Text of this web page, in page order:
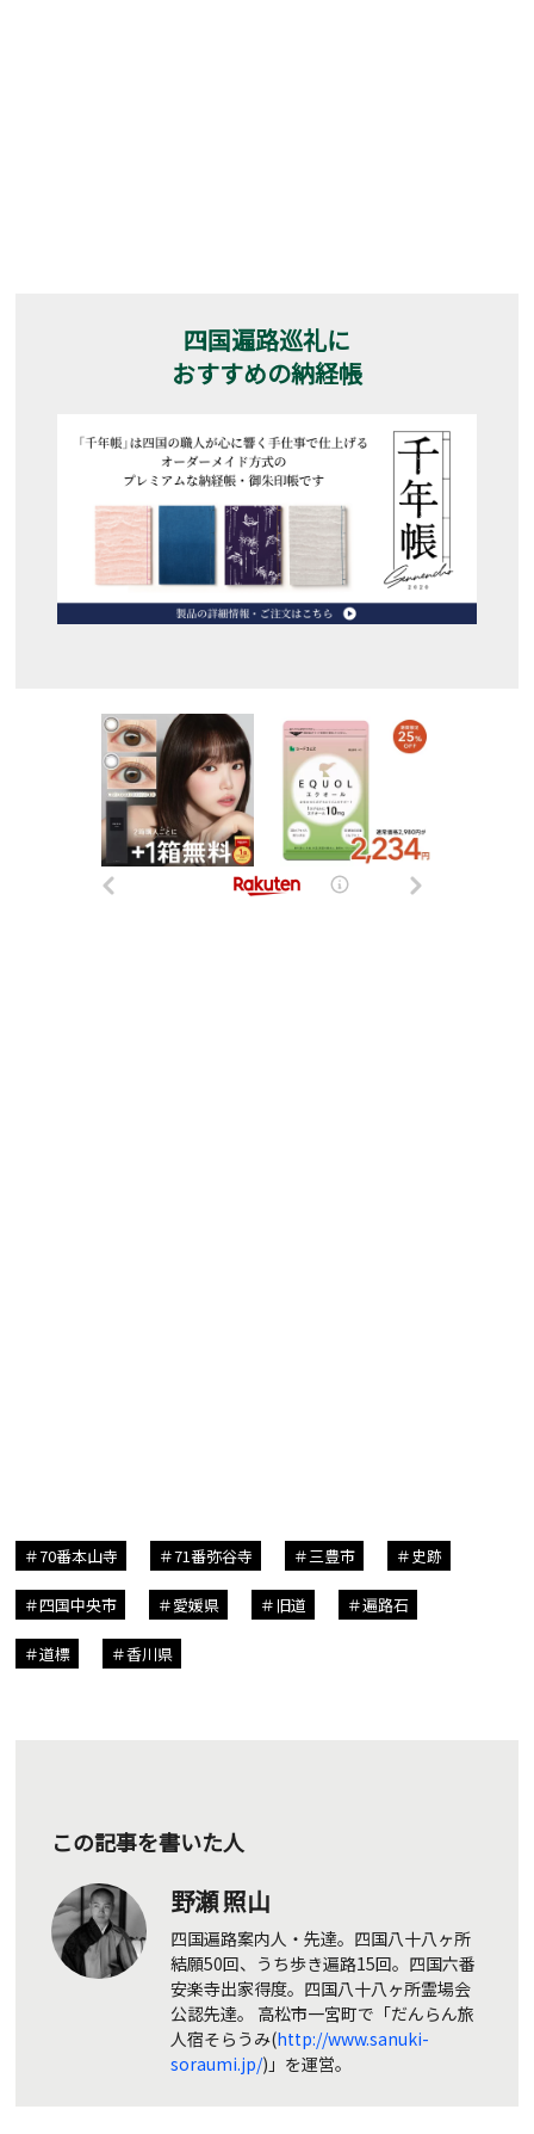
四国遍路巡礼に
おすすめの納経帳
70番本山寺 71番弥谷寺 三豊市 史跡
四国中央市 愛媛県 旧道 遍路石
道標 香川県
この記事を書いた人
野瀬 照山
四国遍路案内人・先達。四国八十八ヶ所
結願50回、うち歩き遍路15回。四国六番
安楽寺出家得度。四国八十八ヶ所霊場会
公認先達。 高松市一宮町で「だんらん旅
人宿そらうみ(http://www.sanuki-
soraumi.jp/)」を運営。